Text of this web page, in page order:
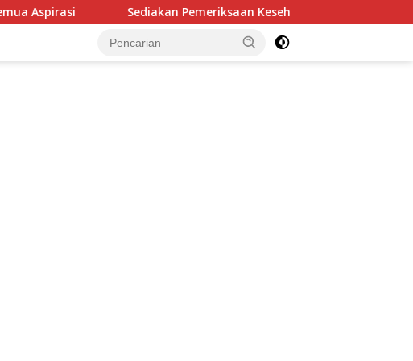
Sediakan Pemeriksaan Kesehatan, Reses Dhea Lumenta